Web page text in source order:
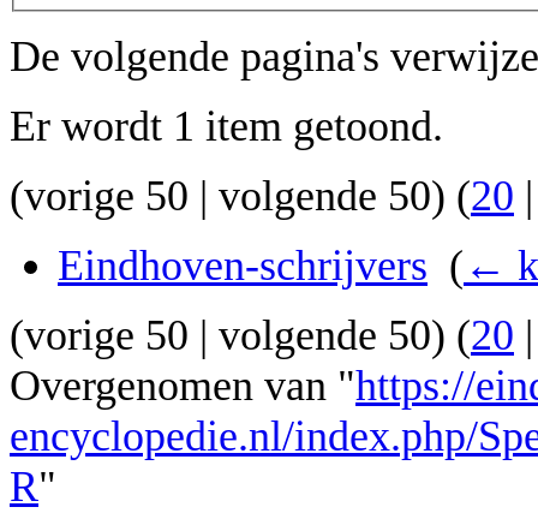
De volgende pagina's
Er wordt 1 item getoond.
(vorige 50 | volgende 50) (20
Eindhoven-schrijvers ( ←
(vorige 50 | volgende 50) (20
Overgenomen van "https://
encyclopedie.nl/index.php/
R"